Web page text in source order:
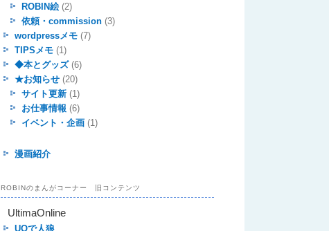
ROBIN絵 (2)
依頼・commission (3)
wordpressメモ (7)
TIPSメモ (1)
◆本とグッズ(6)
★お知らせ (20)
サイト更新 (1)
お仕事情報 (6)
イベント・企画 (1)
漫画紹介
ROBINのまんがコーナー 旧コンテンツ
UltimaOnline
UOで人狼